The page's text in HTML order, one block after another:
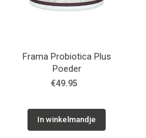
Frama Probiotica Plus
Poeder
€49.95
In winkelmandje